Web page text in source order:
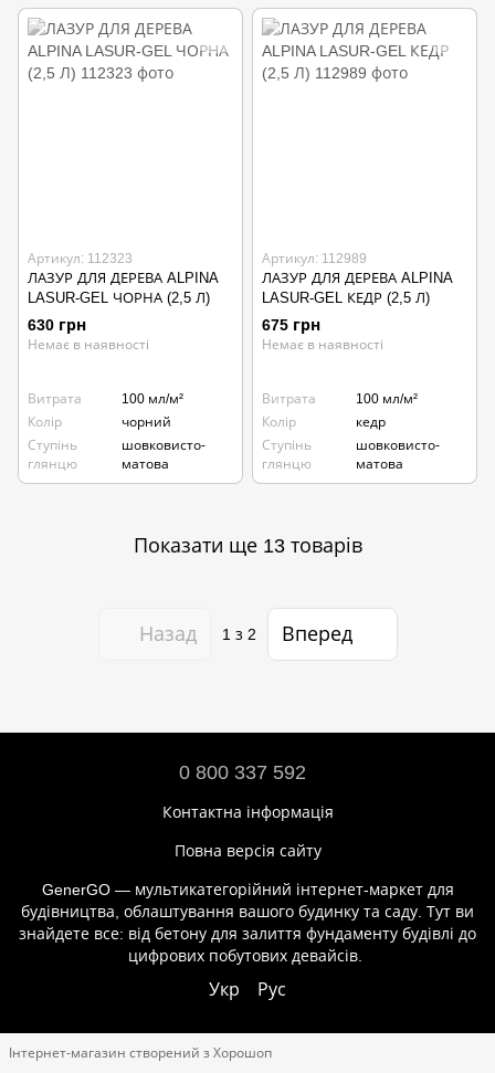
Артикул: 112323
ЛАЗУР ДЛЯ ДЕРЕВА ALPINA
LASUR-GEL ЧОРНА (2,5 Л)
630 грн
Немає в наявності
Витрата
100 мл/м²
Колір
чорний
Ступінь
глянцю
шовковисто-
матова
Артикул: 112989
ЛАЗУР ДЛЯ ДЕРЕВА ALPINA
LASUR-GEL КЕДР (2,5 Л)
675 грн
Немає в наявності
Витрата
100 мл/м²
Колір
кедр
Ступінь
глянцю
шовковисто-
матова
Показати ще 13 товарів
Назад 1з 2 Вперед
0 800 337 592
Контактна інформація
Повна версія сайту
GenerGO — мультикатегорійний інтернет-маркет для
будівництва, облаштування вашого будинку та саду. Тут ви
знайдете все: від бетону для залиття фундаменту будівлі до
цифрових побутових девайсів.
Укр Рус
Інтернет-магазин створений з Хорошоп